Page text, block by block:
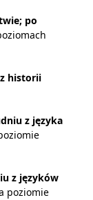
po
historii
z języka
z języków
poziomie